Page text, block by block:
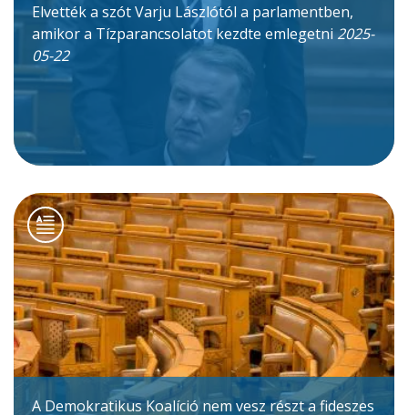
Elvették a szót Varju Lászlótól a parlamentben,
amikor a Tízparancsolatot kezdte emlegetni2025-
05-22
A Demokratikus Koalíció nem vesz részt a fideszes